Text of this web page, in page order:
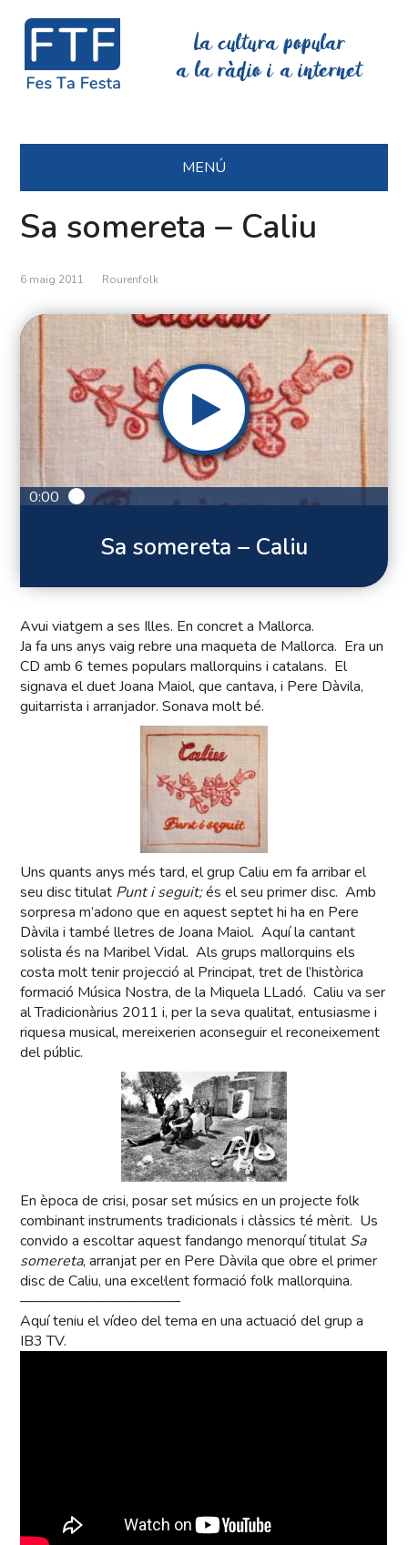
La cultura popular
a la ràdio i a internet
MENÚ
Sa somereta – Caliu
6 maig 2011 Rourenfolk
0:00
Sa somereta – Caliu
Avui viatgem a ses Illes. En concret a Mallorca.
Ja fa uns anys vaig rebre una maqueta de Mallorca. Era un
CD amb 6 temes populars mallorquins i catalans. El
signava el duet Joana Maiol, que cantava, i Pere Dàvila,
guitarrista i arranjador. Sonava molt bé.
Uns quants anys més tard, el grup Caliu em fa arribar el
seu disc titulat Punt i seguit;és el seu primer disc. Amb
sorpresa m’adono que en aquest septet hi ha en Pere
Dàvila i també lletres de Joana Maiol. Aquí la cantant
solista és na Maribel Vidal. Als grups mallorquins els
costa molt tenir projecció al Principat, tret de l’històrica
formació Música Nostra, de la Miquela LLadó. Caliu va ser
al Tradicionàrius 2011 i, per la seva qualitat, entusiasme i
riquesa musical, mereixerien aconseguir el reconeixement
del públic.
En època de crisi, posar set músics en un projecte folk
combinant instruments tradicionals i clàssics té mèrit. Us
convido a escoltar aquest fandango menorquí titulat Sa
somereta, arranjat per en Pere Dàvila que obre el primer
disc de Caliu, una excel·lent formació folk mallorquina.
———————————
Aquí teniu el vídeo del tema en una actuació del grup a
IB3 TV.